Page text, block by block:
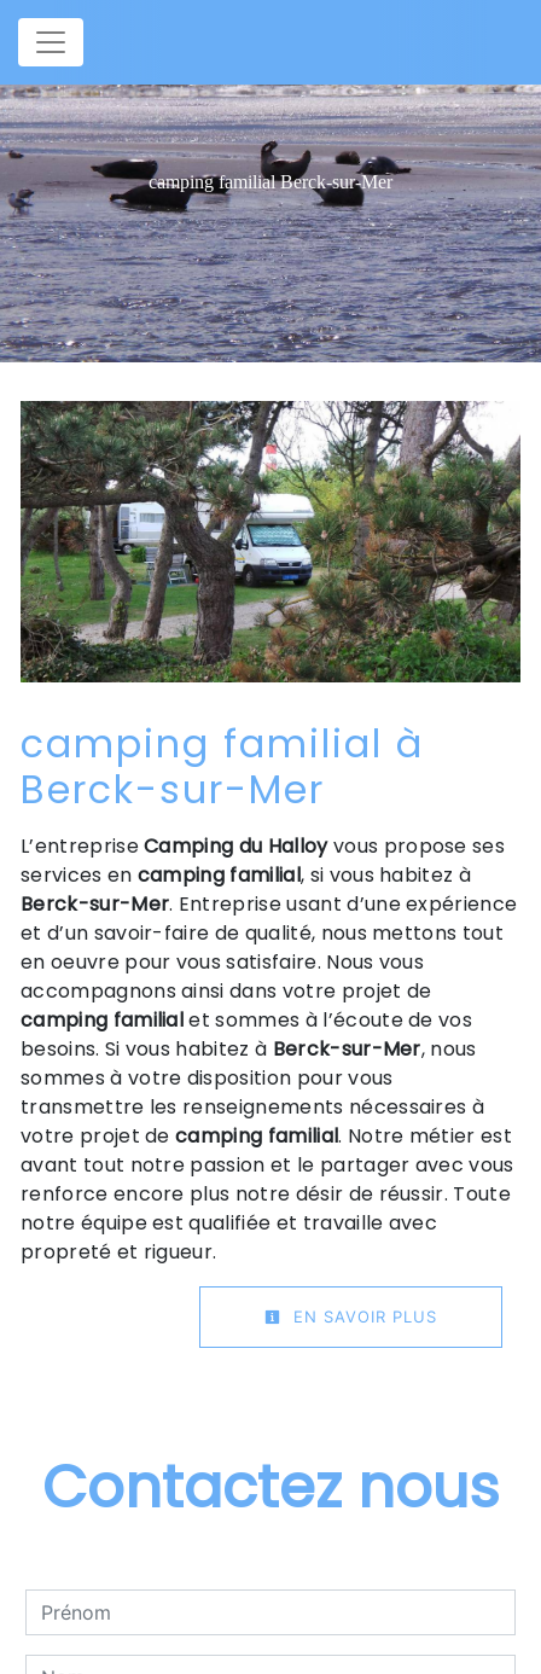
Panneau de gestion des cookies
camping familial Berck-sur-Mer
camping familial à
Berck-sur-Mer
L’entrepriseCamping du Halloyvous propose ses
services en camping familial, si vous habitez à
Berck-sur-Mer. Entreprise usant d’une expérience
et d’un savoir-faire de qualité, nous mettons tout
en oeuvre pour vous satisfaire. Nous vous
accompagnons ainsi dans votre projet de
camping familialet sommes à l’écoute de vos
besoins. Si vous habitez à Berck-sur-Mer, nous
sommes à votre disposition pour vous
transmettre les renseignements nécessaires à
votre projet decamping familial. Notre métier est
avant tout notre passion et le partager avec vous
renforce encore plus notre désir de réussir. Toute
notre équipe est qualifiée et travaille avec
propreté et rigueur.
EN SAVOIR PLUS
Contactez nous